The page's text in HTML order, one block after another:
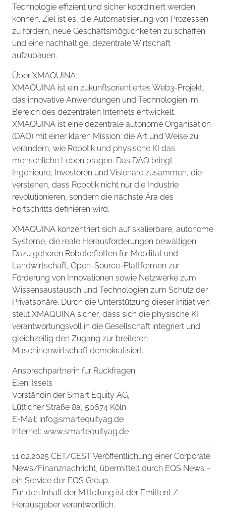
Technologie effizient und sicher koordiniert werden
können. Ziel ist es, die Automatisierung von Prozessen
zu fördern, neue Geschäftsmöglichkeiten zu schaffen
und eine nachhaltige, dezentrale Wirtschaft
aufzubauen.
Über XMAQUINA:
XMAQUINA ist ein zukunftsorientiertes Web3-Projekt,
das innovative Anwendungen und Technologien im
Bereich des dezentralen Internets entwickelt.
XMAQUINA ist eine dezentrale autonome Organisation
(DAO) mit einer klaren Mission: die Art und Weise zu
verändern, wie Robotik und physische KI das
menschliche Leben prägen. Das DAO bringt
Ingenieure, Investoren und Visionäre zusammen, die
verstehen, dass Robotik nicht nur die Industrie
revolutionieren, sondern die nächste Ära des
Fortschritts definieren wird.
XMAQUINA konzentriert sich auf skalierbare, autonome
Systeme, die reale Herausforderungen bewältigen.
Dazu gehören Roboterflotten für Mobilität und
Landwirtschaft, Open-Source-Plattformen zur
Förderung von Innovationen sowie Netzwerke zum
Wissensaustausch und Technologien zum Schutz der
Privatsphäre. Durch die Unterstützung dieser Initiativen
stellt XMAQUINA sicher, dass sich die physische KI
verantwortungsvoll in die Gesellschaft integriert und
gleichzeitig den Zugang zur breiteren
Maschinenwirtschaft demokratisiert.
Ansprechpartnerin für Rückfragen:
Eleni Issels
Vorständin der Smart Equity AG,
Lütticher Straße 8a, 50674 Köln
E-Mail: info@smartequityag.de
Internet: www.smartequityag.de
11.02.2025 CET/CEST Veröffentlichung einer Corporate
News/Finanznachricht, übermittelt durch EQS News –
ein Service der EQS Group.
Für den Inhalt der Mitteilung ist der Emittent /
Herausgeber verantwortlich.